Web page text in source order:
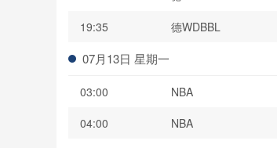
19:35
德WDBBL
07月13日 星期一
03:00 NBA
04:00
NBA